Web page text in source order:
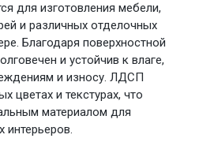
для изготовления мебели,
и различных отделочных
Благодаря поверхностной
и устойчив к влаге,
и износу. ЛДСП
цветах и текстурах, что
материалом для
интерьеров.